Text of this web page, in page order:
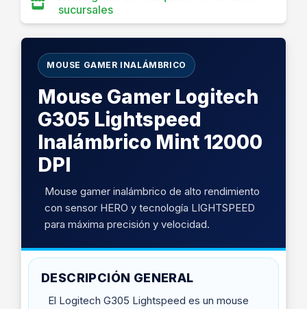
sucursales
MOUSE GAMER INALÁMBRICO
Mouse Gamer Logitech
G305 Lightspeed
Inalámbrico Mint 12000
DPI
Mouse gamer inalámbrico de alto rendimiento
con sensor HERO y tecnología LIGHTSPEED
para máxima precisión y velocidad.
DESCRIPCIÓN GENERAL
El Logitech G305 Lightspeed es un mouse